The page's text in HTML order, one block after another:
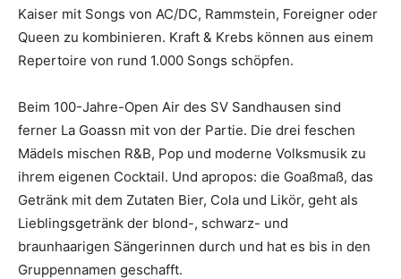
Kaiser mit Songs von AC/DC, Rammstein, Foreigner oder
Queen zu kombinieren. Kraft & Krebs können aus einem
Repertoire von rund 1.000 Songs schöpfen.
Beim 100-Jahre-Open Air des SV Sandhausen sind
ferner La Goassn mit von der Partie. Die drei feschen
Mädels mischen R&B, Pop und moderne Volksmusik zu
ihrem eigenen Cocktail. Und apropos: die Goaßmaß, das
Getränk mit dem Zutaten Bier, Cola und Likör, geht als
Lieblingsgetränk der blond-, schwarz- und
braunhaarigen Sängerinnen durch und hat es bis in den
Gruppennamen geschafft.